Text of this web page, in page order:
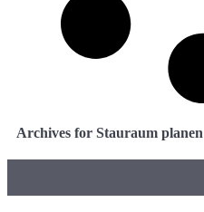
Archives for Stauraum planen